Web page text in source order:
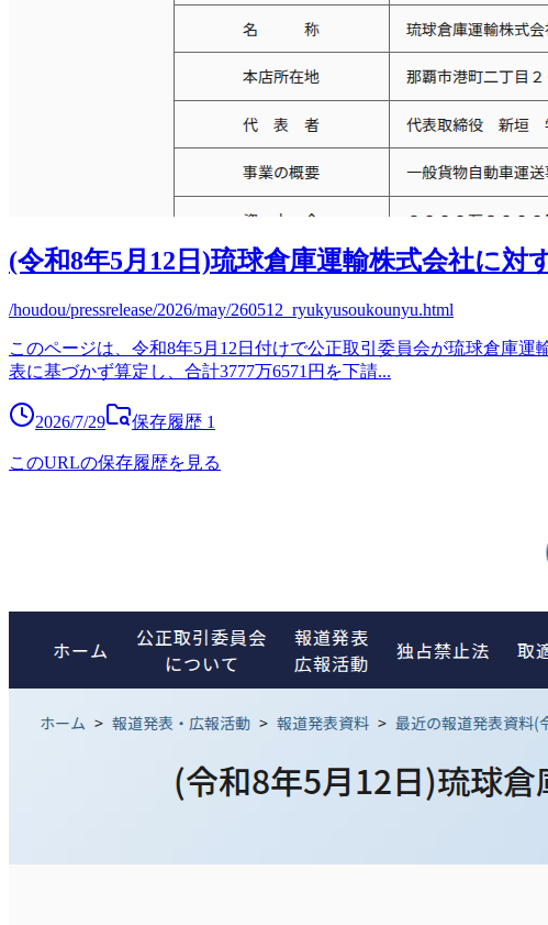
(令和8年5月12日)琉球倉庫運輸株式会社に対
/houdou/pressrelease/2026/may/260512_ryukyusoukounyu.html
このページは、令和8年5月12日付けで公正取引委員会が琉球倉庫
表に基づかず算定し、合計3777万6571円を下請...
2026/7/29 保存履歴 1
このURLの保存履歴を見る